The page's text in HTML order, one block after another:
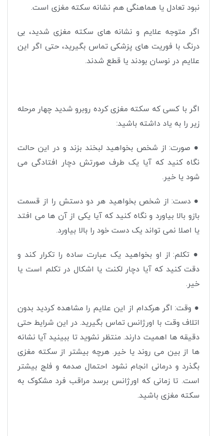
نبود تعادل یا هماهنگی هم نشانه سکته مغزی است.
اگر متوجه علایم و نشانه های سکته مغزی شدید، بی
درنگ با فوریت های پزشکی تماس بگیرید، حتی اگر این
علایم در نوسان بودند یا قطع شدند.
اگر با کسی که سکته مغزی کرده روبرو شدید چهار مرحله
زیر را به یاد داشته باشید:
● صورت: از شخص بخواهید لبخند بزند و در این حالت
نگاه کنید که آیا یک طرف صورتش دچار افتادگی می
شود یا خیر.
●دست: از شخص بخواهید هر دو دستش را از قسمت
بازو بالا بیاورد و نگاه کنید که آیا یکی از آن ها می افتد
یا اصلا نمی تواند یک دست خود را بالا بیاورد.
● تکلم: از او بخواهید یک عبارت ساده را تکرار کند و
دقت کنید که آیا دچار لکنت یا اشکال در تکلم است یا
خیر.
● وقت: اگر هرکدام از این علایم را مشاهده کردید بدون
اتلاف وقت با اورژانس تماس بگیرید. در این شرایط حتی
دقیقه ها اهمیت دارند. منتظر نشوید تا ببینید آیا نشانه
ها از بین می روند یا خیر. هرچه بیشتر از سکته مغزی
بگذرد و درمانی انجام نشود احتمال صدمه و فلج بیشتر
است. تا زمانی که اورژانس برسد مراقب فرد مشکوک به
سکته مغزی باشید.